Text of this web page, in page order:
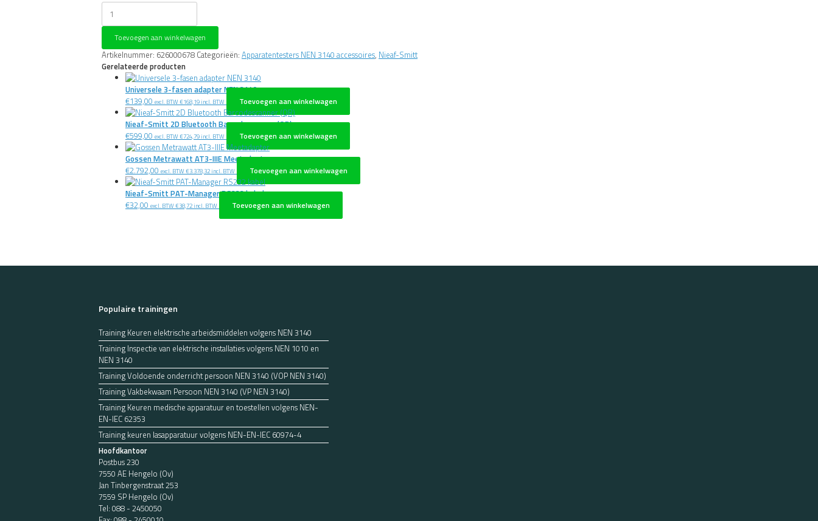
Nieaf-
Smitt
Tas
voor
de
EazyPAT
EazyPAT
aantal
Toevoegen aan winkelwagen
Artikelnummer: 626000678 Categorieën: Apparatentesters NEN 3140 accessoires, Nieaf-Smitt
Gerelateerde producten
Universele 3-fasen adapter NEN 3140
€139,00 excl. BTW €168,19 incl. BTW Toevoegen aan winkelwagen
Nieaf-Smitt 2D Bluetooth Barcodescanner (QR)
€599,00 excl. BTW €724,79 incl. BTW Toevoegen aan winkelwagen
Gossen Metrawatt AT3-IIIE Meetadapter
€2.792,00 excl. BTW €3.378,32 incl. BTW Toevoegen aan winkelwagen
Nieaf-Smitt PAT-Manager RS232 kabel
€32,00 excl. BTW €38,72 incl. BTW Toevoegen aan winkelwagen
Populaire trainingen
Training Keuren elektrische arbeidsmiddelen volgens NEN 3140
Training Inspectie van elektrische installaties volgens NEN 1010 en
NEN 3140
Training Voldoende onderricht persoon NEN 3140 (VOP NEN 3140)
Training Vakbekwaam Persoon NEN 3140 (VP NEN 3140)
Training Keuren medische apparatuur en toestellen volgens NEN-
EN-IEC 62353
Training keuren lasapparatuur volgens NEN-EN-IEC 60974-4
Hoofdkantoor
Postbus 230
7550 AE Hengelo (Ov)
Jan Tinbergenstraat 253
7559 SP Hengelo (Ov)
Tel: 088 - 2450050